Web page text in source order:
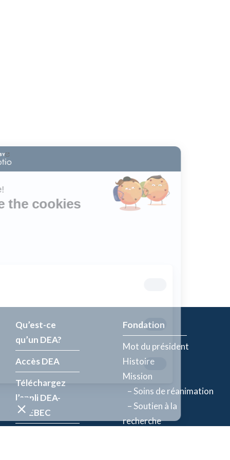
Qu’est-ce
qu’un DEA?
Accès DEA
Téléchargez
l’appli DEA-
QUÉBEC
Fondation
Mot du président
Histoire
Mission
– Soins de réanimation
– Soutien à la
recherche